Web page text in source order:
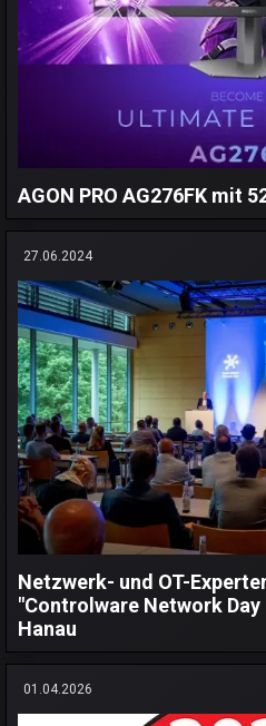
AGON PRO AG276FK mit
27.06.2024
Netzwerk- und OT-
"Controlware Network Day
Hanau
01.04.2026